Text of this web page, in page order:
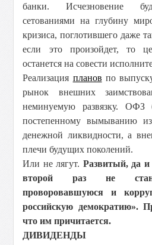
банки. Исчезновение
сетованиями на глубину
кризиса, поглотившего даже
если это произойдет, то
останется на совести
Реализация планов по
рынок внешних
неминуемую развязку. ОФЗ
постепенному вымыванию
денежной ликвидности, а
плечи будущих поколений.
Или не лягут. Развитый, да
второй раз не
проворовавшуюся и
российскую демократию».
что им причитается.
ДИВИДЕНДЫ